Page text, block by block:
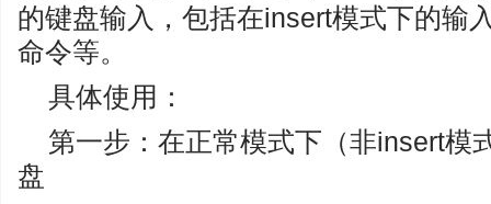
的键盘输入，包括在insert模式下的输
命令等。
具体使用：
第一步：在正常模式下（非insert模
盘